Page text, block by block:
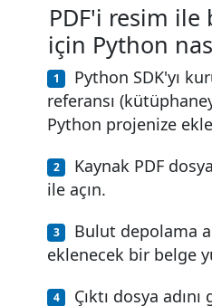
PDF'i resim
için Python
Python SDK'yı
referansı
Python projenize
Kaynak PDF
ile açın.
Bulut depolama
eklenecek bir belge
Çıktı dosya